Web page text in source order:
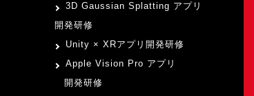
3D Gaussian Splatting アプリ
開発研修
Unity × XRアプリ開発研修
Apple Vision Pro アプリ
開発研修